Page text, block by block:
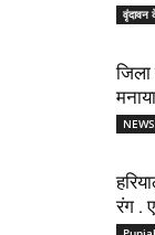
वृंदावन
NEWS
रंग .